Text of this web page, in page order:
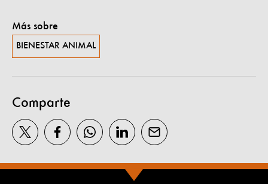
Más sobre
BIENESTAR ANIMAL
Comparte